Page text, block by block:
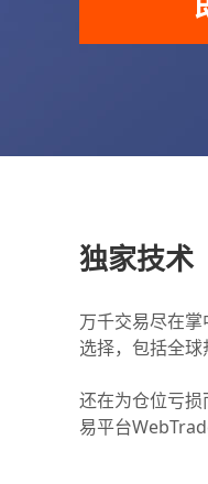
独家技术
万千交易尽在
选择，包括全
还在为仓位亏
易平台